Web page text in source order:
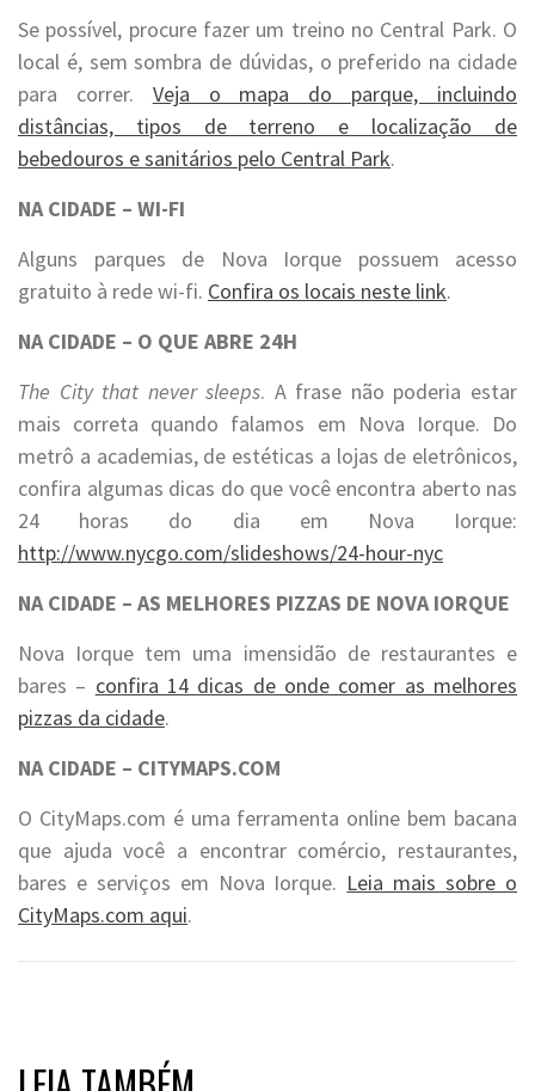
Se possível, procure fazer um treino no Central Park. O
local é, sem sombra de dúvidas, o preferido na cidade
para correr. Veja o mapa do parque, incluindo
distâncias, tipos de terreno e localização de
bebedouros e sanitários pelo Central Park.
NA CIDADE – WI-FI
Alguns parques de Nova Iorque possuem acesso
gratuito à rede wi-fi. Confira os locais neste link.
NA CIDADE – O QUE ABRE 24H
The City that never sleeps. A frase não poderia estar
mais correta quando falamos em Nova Iorque. Do
metrô a academias, de estéticas a lojas de eletrônicos,
confira algumas dicas do que você encontra aberto nas
24 horas do dia em Nova Iorque:
http://www.nycgo.com/slideshows/24-hour-nyc
NA CIDADE – AS MELHORES PIZZAS DE NOVA IORQUE
Nova Iorque tem uma imensidão de restaurantes e
bares – confira 14 dicas de onde comer as melhores
pizzas da cidade.
NA CIDADE – CITYMAPS.COM
O CityMaps.com é uma ferramenta online bem bacana
que ajuda você a encontrar comércio, restaurantes,
bares e serviços em Nova Iorque. Leia mais sobre o
CityMaps.com aqui.